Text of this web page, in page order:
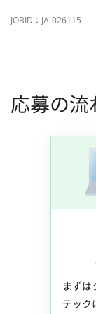
JOBID：JA-026115
応募の流
まずは
テック